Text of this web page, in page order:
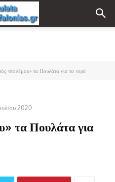
«πολέμου» τα Πουλάτα για το νερό
2020
τα Πουλάτα για